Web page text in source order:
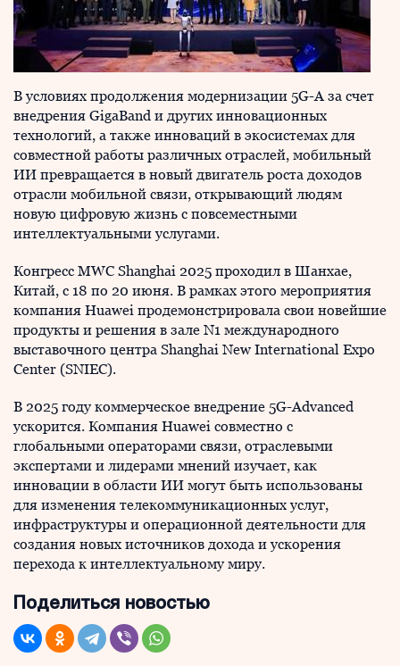
В условиях продолжения модернизации 5G-A за счет
внедрения GigaBand и других инновационных
технологий, а также инноваций в экосистемах для
совместной работы различных отраслей, мобильный
ИИ превращается в новый двигатель роста доходов
отрасли мобильной связи, открывающий людям
новую цифровую жизнь с повсеместными
интеллектуальными услугами.
Конгресс MWC Shanghai 2025 проходил в Шанхае,
Китай, с 18 по 20 июня. В рамках этого мероприятия
компания Huawei продемонстрировала свои новейшие
продукты и решения в зале N1 международного
выставочного центра Shanghai New International Expo
Center (SNIEC).
В 2025 году коммерческое внедрение 5G-Advanced
ускорится. Компания Huawei совместно с
глобальными операторами связи, отраслевыми
экспертами и лидерами мнений изучает, как
инновации в области ИИ могут быть использованы
для изменения телекоммуникационных услуг,
инфраструктуры и операционной деятельности для
создания новых источников дохода и ускорения
перехода к интеллектуальному миру.
Поделиться новостью